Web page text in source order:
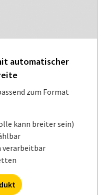
automatischer
zum Format
kann breiter sein)
verarbeitbar